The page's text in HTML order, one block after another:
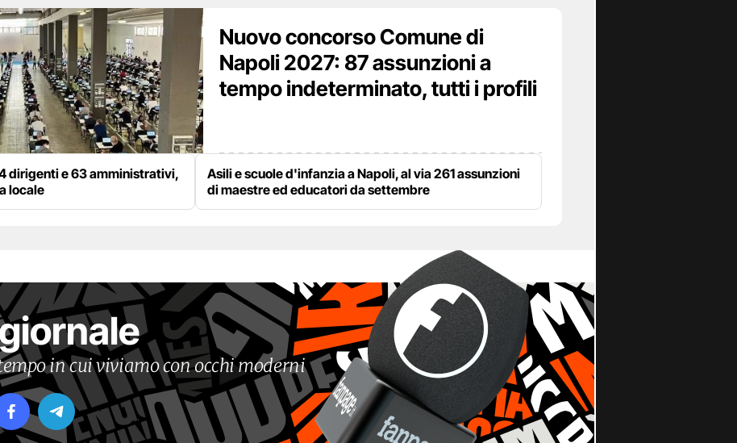
Nuovo concorso Comune di
Napoli 2027: 87 assunzioni a
tempo indeterminato, tutti i profili
dirigenti e 63 amministrativi,
locale
Asili e scuole d'infanzia a Napoli, al via 261 assunzioni
di maestre ed educatori da settembre
in cui viviamo con occhi moderni